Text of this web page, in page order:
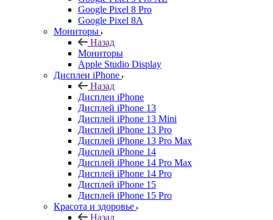
Google Pixel 8 Pro
Google Pixel 8A
Мониторы
Назад
Мониторы
Apple Studio Display
Дисплеи iPhone
Назад
Дисплеи iPhone
Дисплей iPhone 13
Дисплей iPhone 13 Mini
Дисплей iPhone 13 Pro
Дисплей iPhone 13 Pro Max
Дисплей iPhone 14
Дисплей iPhone 14 Pro Max
Дисплей iPhone 14 Pro
Дисплей iPhone 15
Дисплей iPhone 15 Pro
Красота и здоровье
Назад